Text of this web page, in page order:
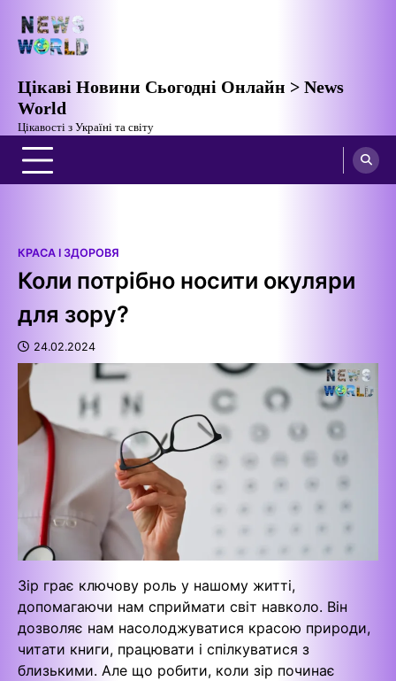
вмісту
Цікаві Новини Сьогодні Онлайн > News
World
Цікавості з Україні та світу
КРАСА І ЗДОРОВЯ
Коли потрібно носити окуляри
для зору?
24.02.2024
Зір грає ключову роль у нашому житті,
допомагаючи нам сприймати світ навколо. Він
дозволяє нам насолоджуватися красою природи,
читати книги, працювати і спілкуватися з
близькими. Але що робити, коли зір починає